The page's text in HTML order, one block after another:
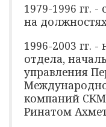
1979-1996 гг.
на
1996-2003 гг.
отдела,
управления
компаний
Ринатом